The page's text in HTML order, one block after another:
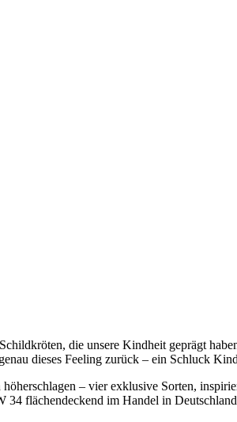
die unsere Kindheit geprägt
dieses Feeling zurück – ein Schluck
– vier exklusive Sorten,
flächendeckend im Handel in